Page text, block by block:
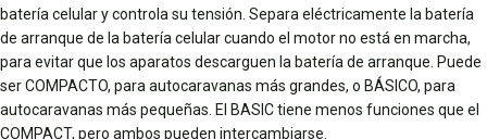
batería celular y controla su tensión. Separa eléctricamente la batería
de arranque de la batería celular cuando el motor no está en marcha,
para evitar que los aparatos descarguen la batería de arranque. Puede
ser COMPACTO, para autocaravanas más grandes, o BÁSICO, para
autocaravanas más pequeñas. El BASIC tiene menos funciones que el
COMPACT, pero ambos pueden intercambiarse.